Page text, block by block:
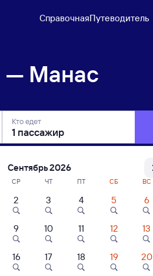
СправочнаяПутеводитель
— Манас
Кто едет
Сентябрь 2026
СР ЧТ ПТ СБ ВС
2 3 4 5 6
9 10 11 12 13
16 17 18 19 20